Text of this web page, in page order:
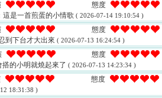
態度
是一首煎蛋的小情歌 ( 2026-07-14 19:10:54 )
態度
到下台才大出來 ( 2026-07-13 16:24:54 )
態度
的小明就燒起來了 ( 2026-07-13 14:23:34 )
態度
18:31:38 )